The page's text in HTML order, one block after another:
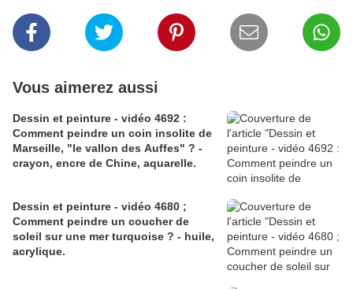
Vous aimerez aussi
Dessin et peinture - vidéo 4692 :
Comment peindre un coin insolite de
Marseille, "le vallon des Auffes" ? -
crayon, encre de Chine, aquarelle.
Dessin et peinture - vidéo 4680 ;
Comment peindre un coucher de
soleil sur une mer turquoise ? - huile,
acrylique.